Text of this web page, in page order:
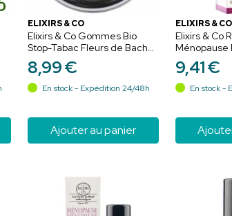
ELIXIRS & CO
Elixirs & Co Gommes Bio
Stop-Tabac Fleurs de Bach
45g – Soutien et sevrage
serein
8,99€
En stock - Expédition 24/48h
Ajouter au panier
ELIXIRS & CO
Elixirs & Co
Ménopause
10ml –
9,41€
En stock -